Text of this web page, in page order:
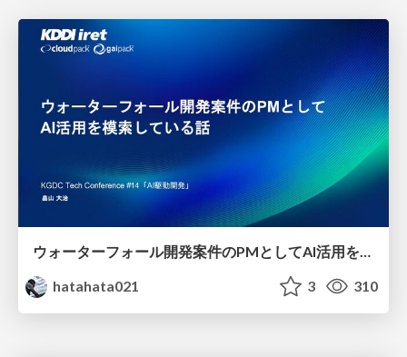
ウォーターフォール開発案件のPMとしてAI活用を模索している話
hatahata021
3 310